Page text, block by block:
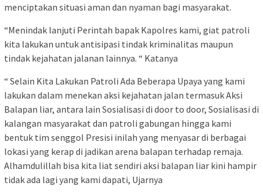
menciptakan situasi aman dan nyaman bagi masyarakat.
“Menindak lanjuti Perintah bapak Kapolres kami, giat patroli
kita lakukan untuk antisipasi tindak kriminalitas maupun
tindak kejahatan jalanan lainnya. “ Katanya
“ Selain Kita Lakukan Patroli Ada Beberapa Upaya yang kami
lakukan dalam menekan aksi kejahatan jalan termasuk Aksi
Balapan liar, antara lain Sosialisasi di door to door, Sosialisasi di
kalangan masyarakat dan patroli gabungan hingga kami
bentuk tim senggol Presisi inilah yang menyasar di berbagai
lokasi yang kerap di jadikan arena balapan terhadap remaja.
Alhamdulillah bisa kita liat sendiri aksi balapan liar kini hampir
tidak ada lagi yang kami dapati, Ujarnya